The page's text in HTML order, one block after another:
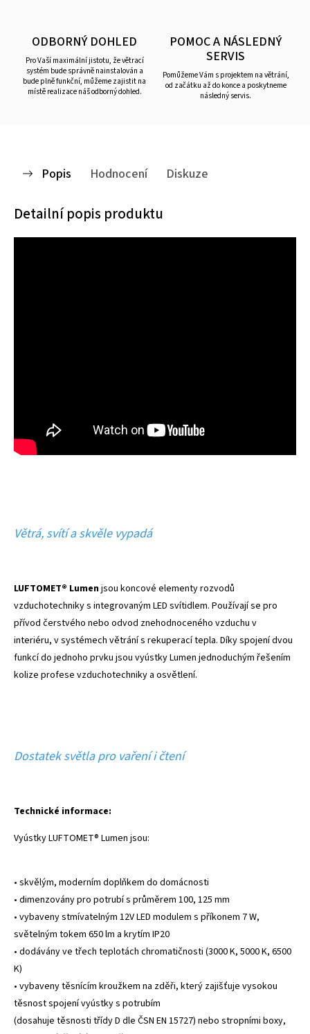
ODBORNÝ DOHLED
Pro Vaší maximální jistotu, že větrací
systém bude správně nainstalován a
bude plně funkční, můžeme zajistit na
místě realizace náš odborný dohled.
POMOC A NÁSLEDNÝ
SERVIS
Pomůžeme Vám s projektem na větrání,
od začátku až do konce a poskytneme
následný servis.
Popis Hodnocení Diskuze
Detailní popis produktu
Větrá, svítí a skvěle vypadá
LUFTOMET® Lumenjsou koncové elementy rozvodů
vzduchotechniky s integrovaným LED svítidlem. Používají se pro
přívod čerstvého nebo odvod znehodnoceného vzduchu v
interiéru, v systémech větrání s rekuperací tepla. Díky spojení dvou
funkcí do jednoho prvku jsou vyústky Lumen jednoduchým řešením
kolize profese vzduchotechniky a osvětlení.
Dostatek světla pro vaření i čtení
Technické informace:
Vyústky LUFTOMET® Lumen jsou:
• skvělým, moderním doplňkem do domácnosti
• dimenzovány pro potrubí s průměrem 100, 125 mm
• vybaveny stmívatelným 12V LED modulem s příkonem 7 W,
světelným tokem 650 lm a krytím IP20
• dodávány ve třech teplotách chromatičnosti (3000 K, 5000 K, 6500
K)
• vybaveny těsnícím kroužkem na zděři, který zajišťuje vysokou
těsnost spojení vyústky s potrubím
(dosahuje těsnosti třídy D dle ČSN EN 15727) nebo stropními boxy,